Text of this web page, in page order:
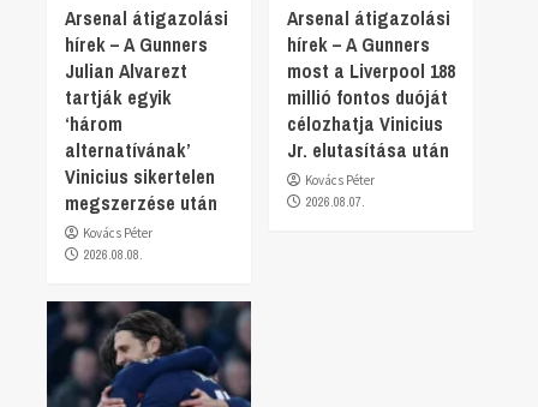
Arsenal átigazolási
hírek – A Gunners
Julian Alvarezt
tartják egyik
‘három
alternatívának’
Vinicius sikertelen
megszerzése után
Kovács Péter
2026.08.08.
Arsenal átigazolási
hírek – A Gunners
most a Liverpool 188
millió fontos duóját
célozhatja Vinicius
Jr. elutasítása után
Kovács Péter
2026.08.07.